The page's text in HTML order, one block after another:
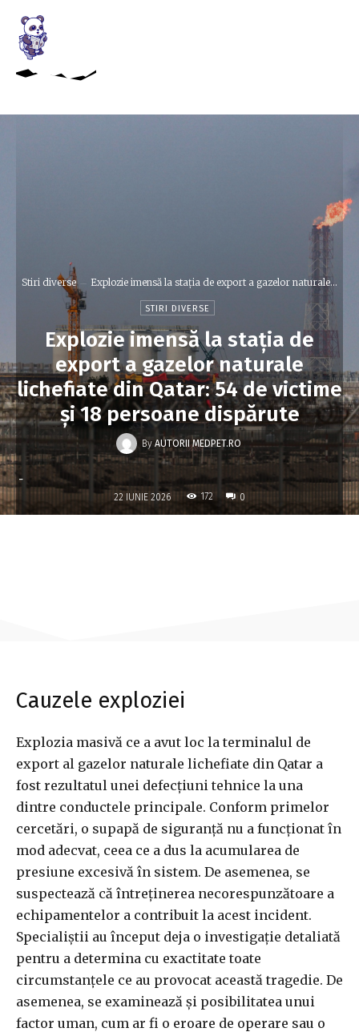
Stiri diverse Explozie imensă la stația de export a gazelor naturale...
STIRI DIVERSE
Explozie imensă la stația de
export a gazelor naturale
lichefiate din Qatar: 54 de victime
și 18 persoane dispărute
By AUTORII MEDPET.RO
-
22 IUNIE 2026 172 0
Cauzele exploziei
Explozia masivă ce a avut loc la terminalul de
export al gazelor naturale lichefiate din Qatar a
fost rezultatul unei defecțiuni tehnice la una
dintre conductele principale. Conform primelor
cercetări, o supapă de siguranță nu a funcționat în
mod adecvat, ceea ce a dus la acumularea de
presiune excesivă în sistem. De asemenea, se
suspectează că întreținerea necorespunzătoare a
echipamentelor a contribuit la acest incident.
Specialiștii au început deja o investigație detaliată
pentru a determina cu exactitate toate
circumstanțele ce au provocat această tragedie. De
asemenea, se examinează și posibilitatea unui
factor uman, cum ar fi o eroare de operare sau o